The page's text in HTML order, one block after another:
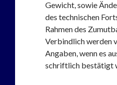
Gewicht, sowie
des technischen
Rahmen des
Verbindlich werden
Angaben, wenn es
schriftlich bestätigt